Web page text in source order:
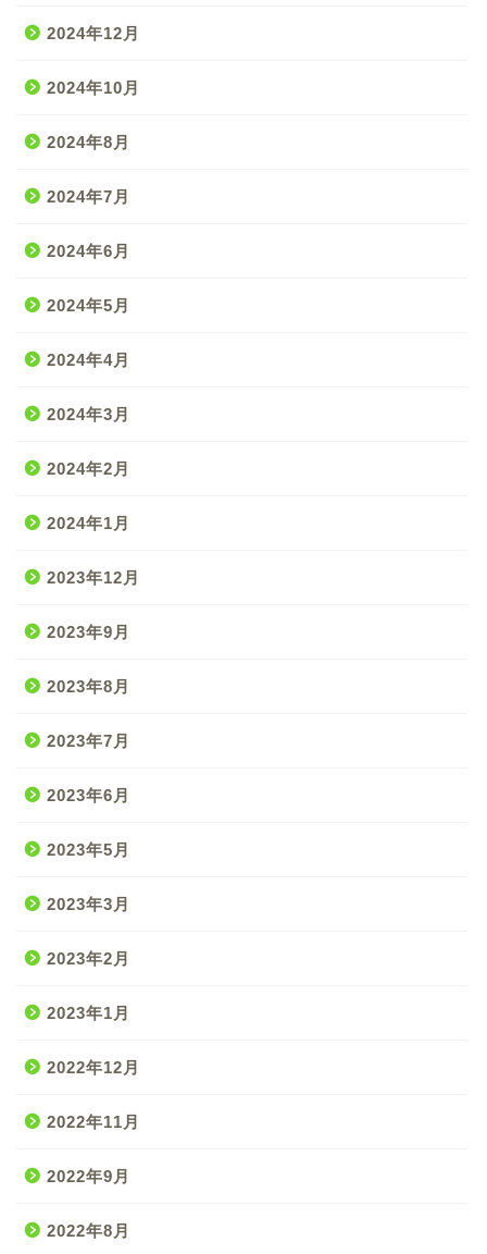
2024年12月
2024年10月
2024年8月
2024年7月
2024年6月
2024年5月
2024年4月
2024年3月
2024年2月
2024年1月
2023年12月
2023年9月
2023年8月
2023年7月
2023年6月
2023年5月
2023年3月
2023年2月
2023年1月
2022年12月
2022年11月
2022年9月
2022年8月